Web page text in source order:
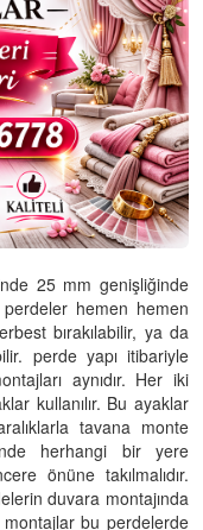
25 mm genişliğinde
perdeler hemen hemen
bırakılabilir, ya da
perde yapı itibariyle
aynıdır. Her iki
kullanılır. Bu ayaklar
tavana monte
herhangi bir yere
önüne takılmalıdır.
duvara montajında
montajlar bu perdelerde